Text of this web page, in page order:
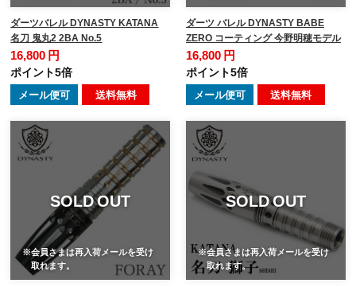
ダーツバレル DYNASTY KATANA
名刀 鬼丸2 2BA No.5
16,800 円
ポイント5倍
メール便可 送料無料
ダーツ バレル DYNASTY BABE
ZERO コーティング 今野明穂モデル
16,800 円
ポイント5倍
メール便可 送料無料
SOLD OUT
※会員さまは再入荷メールを受け
取れます。
SOLD OUT
※会員さまは再入荷メールを受け
取れます。